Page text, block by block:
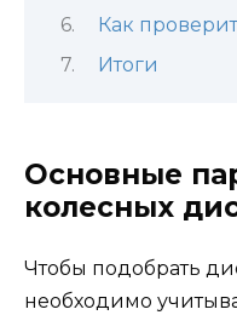
Как
Итоги
Основные
колесных
Чтобы подобрать
необходимо